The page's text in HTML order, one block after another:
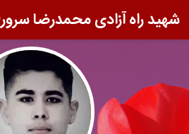
شهید راه آزادی محمدرضا